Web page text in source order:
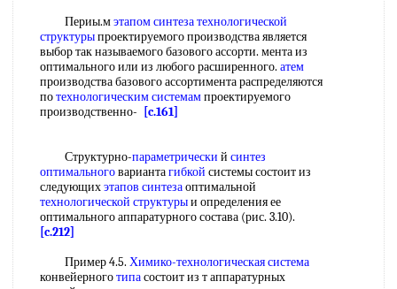
Периы.мэтапом синтезатехнологической
структурыпроектируемого производства является
выбор так называемого базового ассорти. мента из
оптимального или из любого расширенного. атем
производства базового ассортимента распределяются
потехнологическим системампроектируемого
производственно-
[c.161]
Структурно-параметрически й синтез
оптимальноговариантагибкой системы состоит из
следующихэтапов синтезаоптимальной
технологической структурыи определения ее
оптимального аппаратурного состава (рис. 3.10).
[c.212]
Пример 4.5. Химико-технологическая система
конвейерноготипасостоит из т аппаратурных